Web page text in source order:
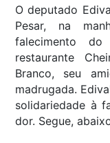
O deputado
Pesar, na
falecimento
restaurante
Branco, seu
madrugada.
solidariedade à
dor. Segue,